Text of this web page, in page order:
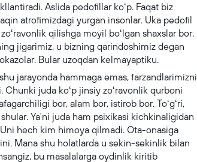
Aslida pedofillar koʻp. Faqat biz
atrofimizdagi yurgan insonlar. Uka pedofil
qilishga moyil boʻlgan shaxslar bor.
jigarimiz, u bizning qarindoshimiz degan
Bular uzoqdan kelmayaptiku.
jarayonda hammaga emas, farzandlarimizni
juda koʻp jinsiy zoʻravonlik qurboni
bor, alam bor, istirob bor. Toʻgʻri,
Yaʼni juda ham psixikasi kichkinaligidan
hech kim himoya qilmadi. Ota-onasiga
Mana shu holatlarda u sekin-sekinlik bilan
bu masalalarga oydinlik kiritib